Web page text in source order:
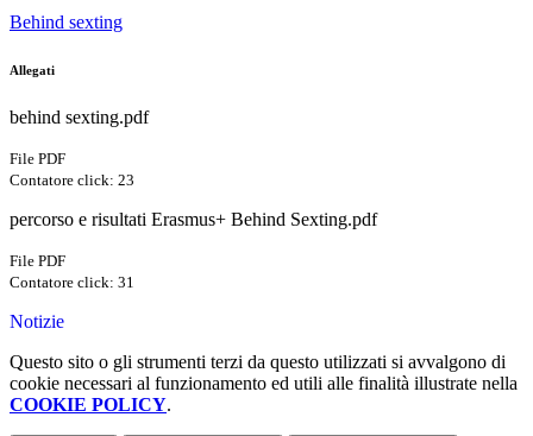
Behind sexting
Allegati
behind sexting.pdf
File PDF
Contatore click: 23
percorso e risultati Erasmus+ Behind Sexting.pdf
File PDF
Contatore click: 31
Notizie
Questo sito o gli strumenti terzi da questo utilizzati si avvalgono di
cookie necessari al funzionamento ed utili alle finalità illustrate nella
COOKIE POLICY.